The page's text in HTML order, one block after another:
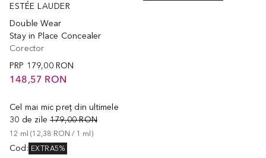
ESTÉE LAUDER
Double Wear
Stay in Place Concealer
Corector
PRP 179,00 RON
148,57 RON
Cel mai mic preț din ultimele
30 de zile 179,00 RON
12 ml (12,38 RON / 1 ml )
Cod: EXTRA5%
+3